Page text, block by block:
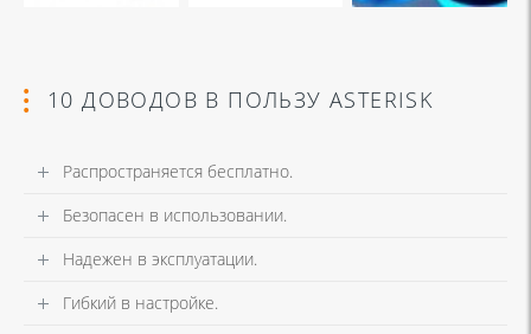
10 ДОВОДОВ В ПОЛЬЗУ ASTERISK
Распространяется бесплатно.
Безопасен в использовании.
Надежен в эксплуатации.
Гибкий в настройке.